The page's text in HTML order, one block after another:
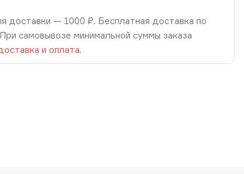
доставки — 1000 ₽. Бесплатная доставка по
самовывозе минимальной суммы заказа
и оплата.